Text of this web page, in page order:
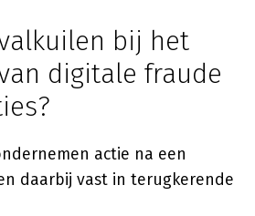
bij het
digitale fraude
actie na een
daarbij vast in terugkerende